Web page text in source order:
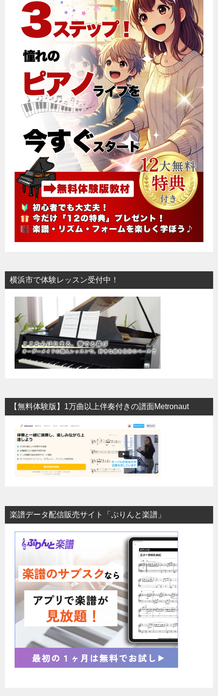
横浜市で体験レッスン受付中！
【無料体験版】1万曲以上伴奏付きの譜面Metronaut
楽譜データ配信販売サイト「ぷりんと楽譜」